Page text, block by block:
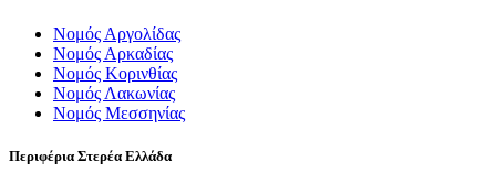
Νομός Αργολίδας
Νομός Αρκαδίας
Νομός Κορινθίας
Νομός Λακωνίας
Νομός Μεσσηνίας
Περιφέρια Στερέα Ελλάδα